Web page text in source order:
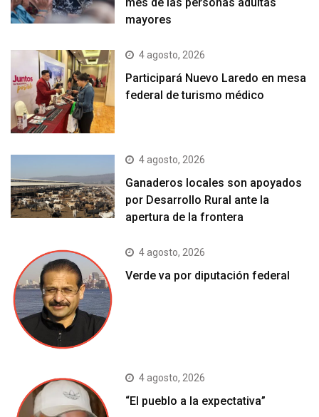
mayores
4 agosto, 2026
Participará Nuevo Laredo en mesa
federal de turismo médico
4 agosto, 2026
Ganaderos locales son apoyados
por Desarrollo Rural ante la
apertura de la frontera
4 agosto, 2026
Verde va por diputación federal
4 agosto, 2026
“El pueblo a la expectativa”